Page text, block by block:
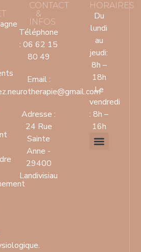
CONTACT
&
INFOS
Téléphone
: 06 62 15
80 49
Email :
Adresse :
24 Rue
Sainte
Anne -
29400
Landivisiau
HORAIRES
Du
lundi
au
jeudi:
8h –
18h
Le
vendredi
: 8h –
16h